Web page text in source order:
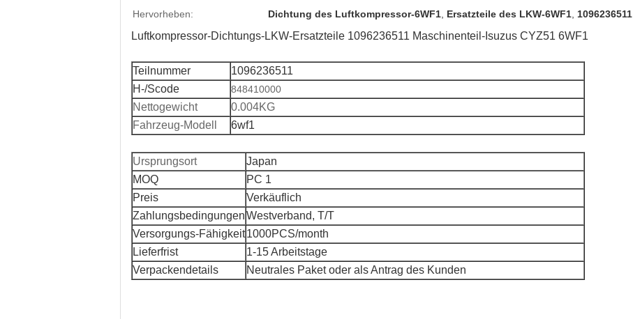
Hervorheben: Dichtung des Luftkompressor-6WF1 Ersatzteile des LKW-6WF1 1096236511
Luftkompressor-Dichtungs-LKW-Ersatzteile 1096236511 Maschinenteil-Isuzus CYZ51 6WF1
Teilnummer
1096236511
H-/Scode
848410000
Nettogewicht
0.004KG
Fahrzeug-Modell
6wf1
Ursprungsort
Japan
MOQ
PC 1
Preis
Verkäuflich
ZahlungsbedingungenWestverband, T/T
Versorgungs-Fähigkeit1000PCS/month
Lieferfrist
1-15 Arbeitstage
Verpackendetails
Neutrales Paket oder als Antrag des Kunden